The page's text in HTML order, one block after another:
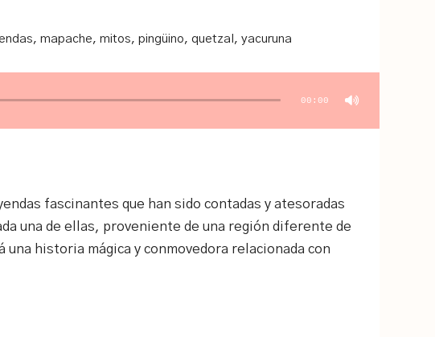
, mapache, mitos, pingüino, quetzal , yacuruna
00:00
fascinantes que han sido contadas y atesoradas
una de ellas, proveniente de una región diferente de
una historia mágica y conmovedora relacionada con